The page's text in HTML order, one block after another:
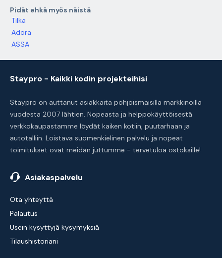
Pidät ehkä myös näistä
Tilka
Adora
ASSA
Staypro - Kaikki kodin projekteihisi
Staypro on auttanut asiakkaita pohjoismaisilla markkinoilla
vuodesta 2007 lähtien. Nopeasta ja helppokäyttöisestä
verkkokaupastamme löydät kaiken kotiin, puutarhaan ja
autotalliin. Loistava suomenkielinen palvelu ja nopeat
toimitukset ovat meidän juttumme - tervetuloa ostoksille!
Asiakaspalvelu
Ota yhteyttä
Palautus
Usein kysyttyjä kysymyksiä
Tilaushistoriani